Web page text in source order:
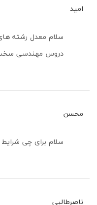
امید
دروس مهندسی
محسن
سلام برای چی
ناصرطالبی